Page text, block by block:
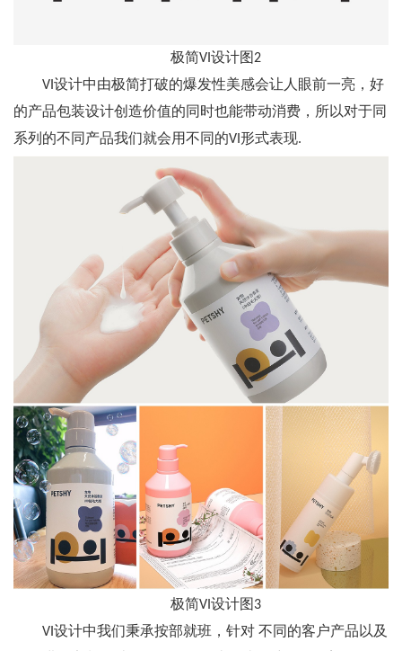
极简VI设计图2
VI设计中由极简打破的爆发性美感会让人眼前一亮，好
的产品包装设计创造价值的同时也能带动消费，所以对于同
系列的不同产品我们就会用不同的VI形式表现.
极简VI设计图3
VI设计中我们秉承按部就班，针对 不同的客户产品以及